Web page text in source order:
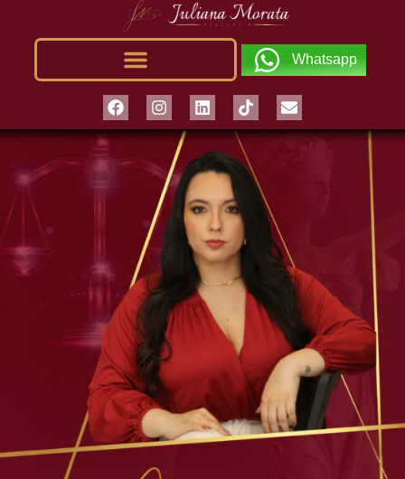
Whatsapp